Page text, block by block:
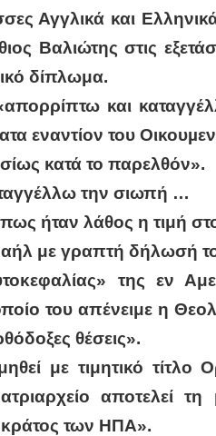
Αγγλικά και
Βαλιώτης στις
δίπλωμα.
και
εναντίον του
κατά το παρελθόν».
την σιωπή …
ήταν λάθος η τιμή
με γραπτή δήλωσή
της εν
του απένειμε η
θέσεις».
με τιμητικό τίτλο
αποτελεί
κράτος των ΗΠΑ».